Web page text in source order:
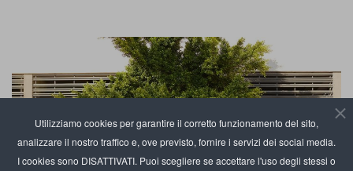
Utilizziamo cookies per garantire il corretto funzionamento del sito,
analizzare il nostro traffico e, ove previsto, fornire i servizi dei social media.
I cookies sono DISATTIVATI. Puoi scegliere se accettare l'uso degli stessi o